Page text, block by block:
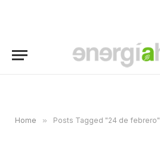
Home » Posts Tagged "24 de febrero"